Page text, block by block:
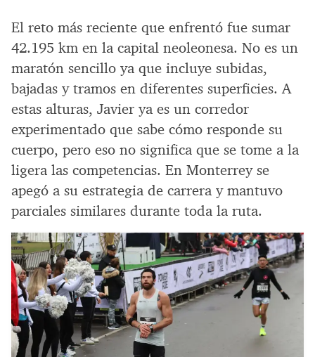
El reto más reciente que enfrentó fue sumar
42.195 km en la capital neoleonesa. No es un
maratón sencillo ya que incluye subidas,
bajadas y tramos en diferentes superficies. A
estas alturas, Javier ya es un corredor
experimentado que sabe cómo responde su
cuerpo, pero eso no significa que se tome a la
ligera las competencias. En Monterrey se
apegó a su estrategia de carrera y mantuvo
parciales similares durante toda la ruta.